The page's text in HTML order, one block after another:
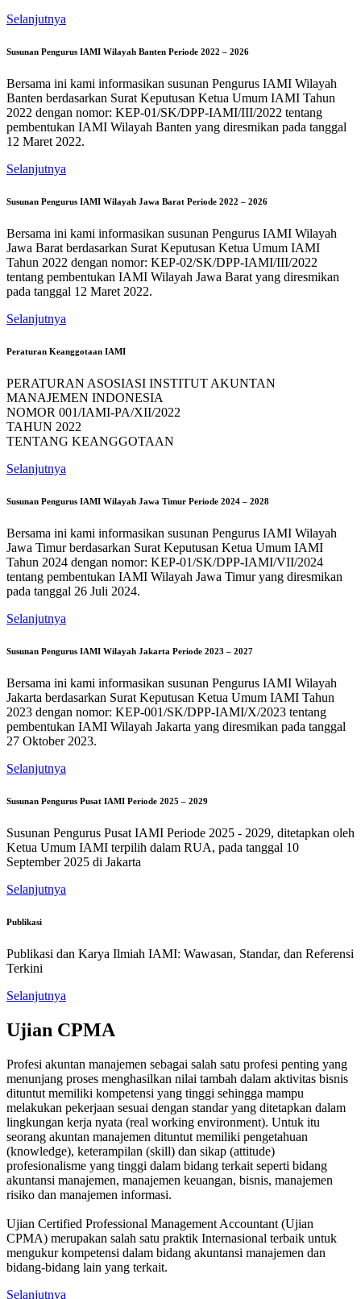
Selanjutnya
Susunan Pengurus IAMI Wilayah Banten Periode 2022 – 2026
Bersama ini kami informasikan susunan Pengurus IAMI Wilayah
Banten berdasarkan Surat Keputusan Ketua Umum IAMI Tahun
2022 dengan nomor: KEP-01/SK/DPP-IAMI/III/2022 tentang
pembentukan IAMI Wilayah Banten yang diresmikan pada tanggal
12 Maret 2022.
Selanjutnya
Susunan Pengurus IAMI Wilayah Jawa Barat Periode 2022 – 2026
Bersama ini kami informasikan susunan Pengurus IAMI Wilayah
Jawa Barat berdasarkan Surat Keputusan Ketua Umum IAMI
Tahun 2022 dengan nomor: KEP-02/SK/DPP-IAMI/III/2022
tentang pembentukan IAMI Wilayah Jawa Barat yang diresmikan
pada tanggal 12 Maret 2022.
Selanjutnya
Peraturan Keanggotaan IAMI
PERATURAN ASOSIASI INSTITUT AKUNTAN
MANAJEMEN INDONESIA
NOMOR 001/IAMI-PA/XII/2022
TAHUN 2022
TENTANG KEANGGOTAAN
Selanjutnya
Susunan Pengurus IAMI Wilayah Jawa Timur Periode 2024 – 2028
Bersama ini kami informasikan susunan Pengurus IAMI Wilayah
Jawa Timur berdasarkan Surat Keputusan Ketua Umum IAMI
Tahun 2024 dengan nomor: KEP-01/SK/DPP-IAMI/VII/2024
tentang pembentukan IAMI Wilayah Jawa Timur yang diresmikan
pada tanggal 26 Juli 2024.
Selanjutnya
Susunan Pengurus IAMI Wilayah Jakarta Periode 2023 – 2027
Bersama ini kami informasikan susunan Pengurus IAMI Wilayah
Jakarta berdasarkan Surat Keputusan Ketua Umum IAMI Tahun
2023 dengan nomor: KEP-001/SK/DPP-IAMI/X/2023 tentang
pembentukan IAMI Wilayah Jakarta yang diresmikan pada tanggal
27 Oktober 2023.
Selanjutnya
Susunan Pengurus Pusat IAMI Periode 2025 – 2029
Susunan Pengurus Pusat IAMI Periode 2025 - 2029, ditetapkan oleh
Ketua Umum IAMI terpilih dalam RUA, pada tanggal 10
September 2025 di Jakarta
Selanjutnya
Publikasi
Publikasi dan Karya Ilmiah IAMI: Wawasan, Standar, dan Referensi
Terkini
Selanjutnya
Ujian CPMA
Profesi akuntan manajemen sebagai salah satu profesi penting yang
menunjang proses menghasilkan nilai tambah dalam aktivitas bisnis
dituntut memiliki kompetensi yang tinggi sehingga mampu
melakukan pekerjaan sesuai dengan standar yang ditetapkan dalam
lingkungan kerja nyata (real working environment). Untuk itu
seorang akuntan manajemen dituntut memiliki pengetahuan
(knowledge), keterampilan (skill) dan sikap (attitude)
profesionalisme yang tinggi dalam bidang terkait seperti bidang
akuntansi manajemen, manajemen keuangan, bisnis, manajemen
risiko dan manajemen informasi.
Ujian Certified Professional Management Accountant (Ujian
CPMA) merupakan salah satu praktik Internasional terbaik untuk
mengukur kompetensi dalam bidang akuntansi manajemen dan
bidang-bidang lain yang terkait.
Selanjutnya